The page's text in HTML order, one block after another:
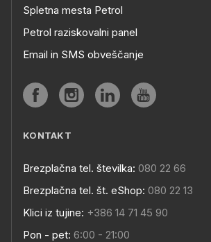
Spletna mesta Petrol
Petrol raziskovalni panel
Email in SMS obveščanje
KONTAKT
Brezplačna tel. številka: 080 22 66
Brezplačna tel. št. eShop: 080 22 13
Klici iz tujine: +386 14 71 45 90
Pon - pet: 6:00 - 21:00